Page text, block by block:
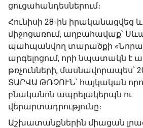
ցուցահանդեսներում։
Հունիսի 28-ին իրականացվեց
միջոցառում, աղբահավաք՝
պահպանվող տարածքի
արգելոցում, որի նպատակն է
թռչունների, մասնավորապես՝
ՏԱՐՎԱ ԹՌՉՈՒՆ՝ հայկական
բնականոն ապրելակերպն ու
վերարտադրությունը։
Աշխատանքներին միացան